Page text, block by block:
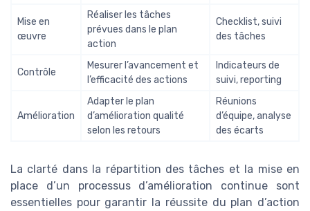
Mise en
œuvre
Réaliser les tâches
prévues dans le plan
action
Checklist, suivi
des tâches
Contrôle
Mesurer l’avancement et
l’efficacité des actions
Indicateurs de
suivi, reporting
Amélioration
Adapter le plan
d’amélioration qualité
selon les retours
Réunions
d’équipe, analyse
des écarts
La clarté dans la répartition des tâches et la mise en
place d’un processus d’amélioration continue sont
essentielles pour garantir la réussite du plan d’action